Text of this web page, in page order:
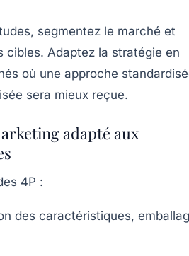
segmentez le marché et
cibles. Adaptez la stratégie en
où une approche
sera mieux reçue.
adapté aux
4P :
des caractéristiques,